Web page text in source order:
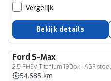
Vergelijk
Bekijk details
Ford S-Max
54.585 km